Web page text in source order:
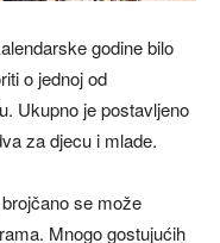
godine bilo
o jednoj od
Ukupno je postavljeno
za djecu i mlade.
se može
Mnogo gostujućih